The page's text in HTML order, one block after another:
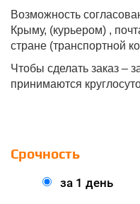
Возможность
Крыму, (курьером) ,
стране (транспортной
Чтобы сделать заказ –
принимаются
Срочность
за 1 день